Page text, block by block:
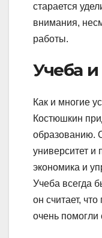
старается
внимания,
работы.
Учеба
Как и многие
Костюшкин
образованию.
университет и
экономика и
Учеба всегда
он считает,
очень помогли